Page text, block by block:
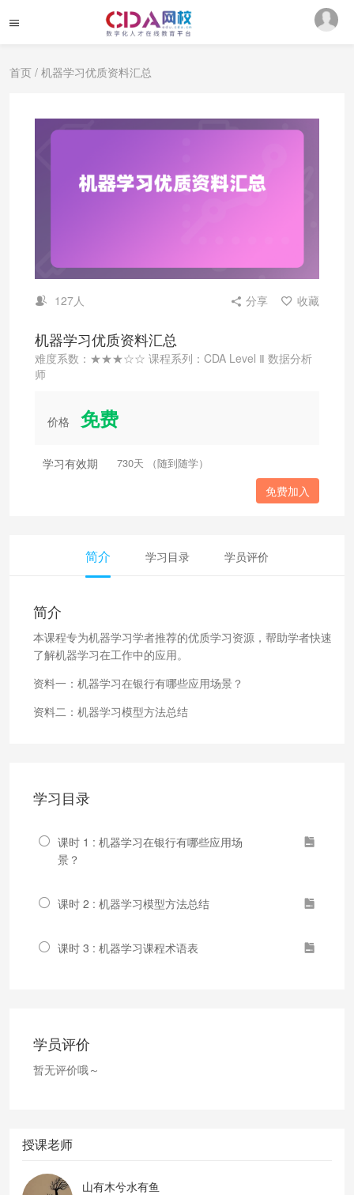
首页 / 机器学习优质资料汇总
127人 分享 收藏
机器学习优质资料汇总
难度系数：★★★☆☆ 课程系列：CDA Level Ⅱ 数据分析
师
价格 免费
学习有效期 730天 （随到随学）
免费加入
简介 学习目录 学员评价
简介
本课程专为机器学习学者推荐的优质学习资源，帮助学者快速
了解机器学习在工作中的应用。
资料一：机器学习在银行有哪些应用场景？
资料二：机器学习模型方法总结
学习目录
课时 1 : 机器学习在银行有哪些应用场
景？
课时 2 : 机器学习模型方法总结
课时 3 : 机器学习课程术语表
学员评价
暂无评价哦～
授课老师
山有木兮水有鱼